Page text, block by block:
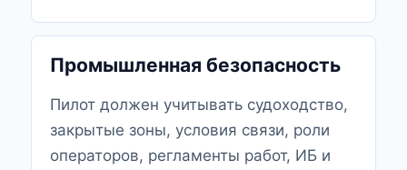
Промышленная безопасность
Пилот должен учитывать судоходство,
закрытые зоны, условия связи, роли
операторов, регламенты работ, ИБ и